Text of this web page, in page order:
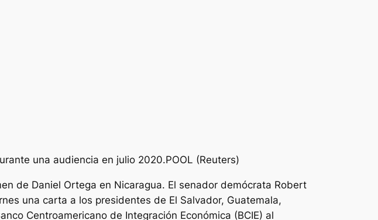
una audiencia en julio 2020.POOL (Reuters)
de Daniel Ortega en Nicaragua. El senador demócrata Robert
una carta a los presidentes de El Salvador, Guatemala,
Centroamericano de Integración Económica (BCIE) al